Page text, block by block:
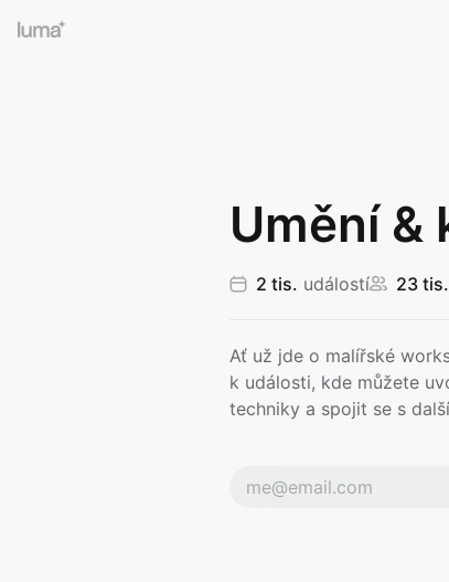
Umění &
2 tis. událostí 23 tis.
Ať už jde o malířské
k události, kde můžete
techniky a spojit se s